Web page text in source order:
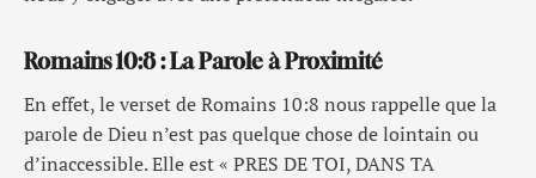
Romains 10:8 : La Parole à Proximité
En effet, le verset de Romains 10:8 nous rappelle que la
parole de Dieu n’est pas quelque chose de lointain ou
d’inaccessible. Elle est « PRES DE TOI, DANS TA